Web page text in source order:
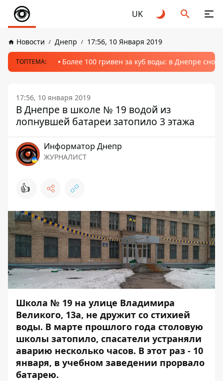
UK
Новости Днепр 17:56, 10 Января 2019
ТОПТЕМА: Более 100 гривен за куб воды: в Днепре
17:56, 10 января 2019
В Днепре в школе № 19 водой из
лопнувшей батареи затопило 3 этажа
Информатор Днепр
ЖУРНАЛИСТ
👍
Школа № 19 на улице Владимира
Великого, 13а, не дружит со стихией
воды. В марте прошлого года столовую
школы затопило, спасатели устраняли
аварию несколько часов. В этот раз - 10
января, в учебном заведении прорвало
батарею.